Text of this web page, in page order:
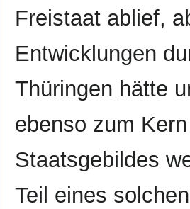
Freistaat ablief,
Entwicklungen
Thüringen hätte
ebenso zum
Staatsgebildes
Teil eines